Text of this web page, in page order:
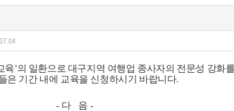
육’의 일환으로 대구지역 여행업 종사자의 전문성 강화
은 기간 내에 교육을 신청하시기 바랍니다.
- 다 음 -